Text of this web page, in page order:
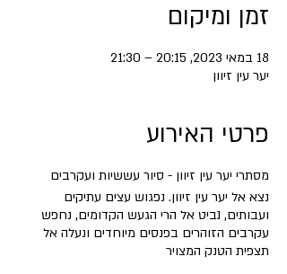
זמן ומיקום
18 במאי 2023, 20:15 – 21:30
יער עין זיוון
פרטי האירוע
מסתרי יער עין זיוון - סיור עששיות ועקרבים
נצא אל יער עין זיוון. נפגוש עצים עתיקים
ועבותים, נביט אל הרי הגעש הקדומים, נחפש
עקרבים הזוהרים בפנסים מיוחדים ונעלה אל
תצפית הטנק המצויר